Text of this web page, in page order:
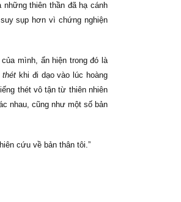
thiên thần đã hạ cánh
sụp hơn vì chứng nghiện
mình, ẩn hiện trong đó là
thét khi đi dạo vào lúc hoàng
thét vô tận từ thiên nhiên
nhau, cũng như một số bản
cứu về bản thân tôi.”